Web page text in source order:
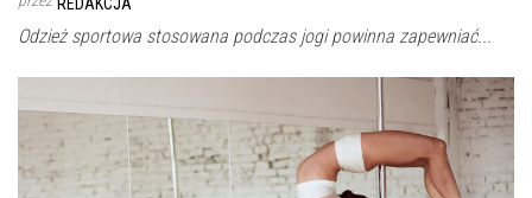
Odzież sportowa stosowana podczas jogi powinna zapewniać...